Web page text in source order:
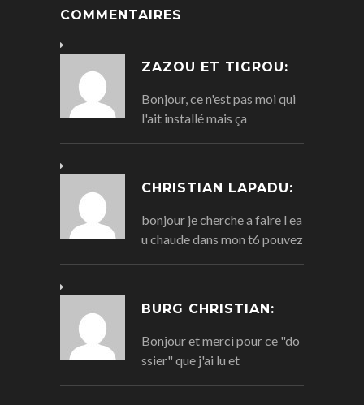
COMMENTAIRES
ZAZOU ET TIGROU:
Bonjour, ce n'est pas moi qui
l'ait installé mais ça
CHRISTIAN LAPADU:
bonjour je cherche a faire l ea
u chaude dans mon t6 pouvez
BURG CHRISTIAN:
Bonjour et merci pour ce "do
ssier" que j'ai lu et